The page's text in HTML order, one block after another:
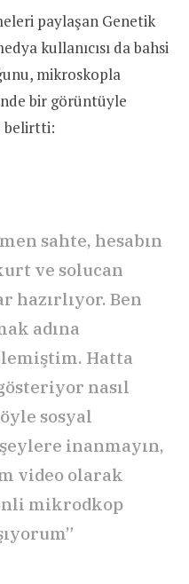
paylaşan Genetik
kullanıcısı da bahsi
mikroskopla
bir görüntüyle
belirtti:
sahte, hesabın
ve solucan
hazırlıyor. Ben
adına
Hatta
nasıl
sosyal
inanmayın,
video olarak
mikrodkop